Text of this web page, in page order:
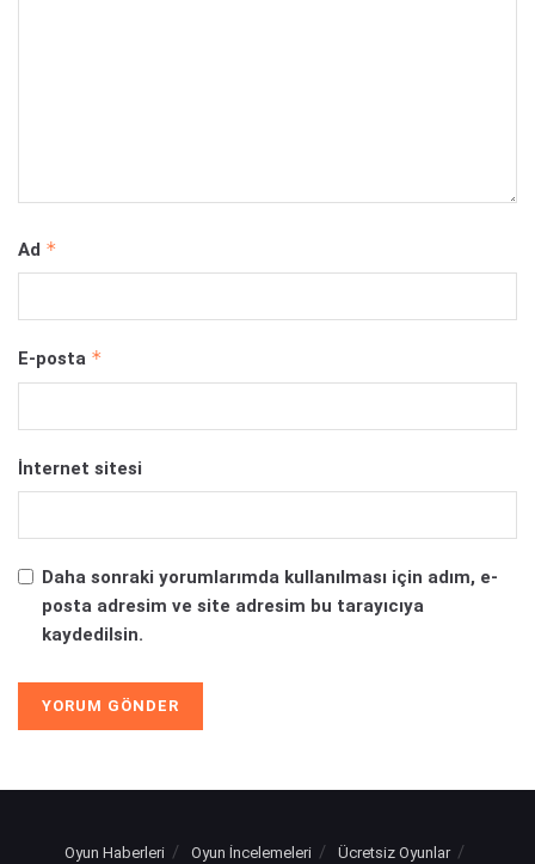
Ad *
E-posta *
İnternet sitesi
Daha sonraki yorumlarımda kullanılması için adım, e-
posta adresim ve site adresim bu tarayıcıya
kaydedilsin.
Oyun Haberleri Oyun İncelemeleri Ücretsiz Oyunlar